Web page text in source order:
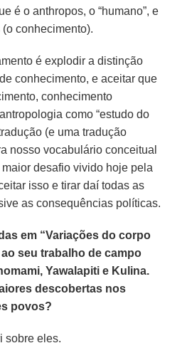
é o anthropos, o “humano”, e
conhecimento).
é explodir a distinção
conhecimento, e aceitar que
conhecimento
como “estudo do
(e uma tradução
nosso vocabulário conceitual
desafio vivido hoje pela
isso e tirar daí todas as
as consequências políticas.
em “Variações do corpo
seu trabalho de campo
Yawalapiti e Kulina.
descobertas nos
povos?
sobre eles.